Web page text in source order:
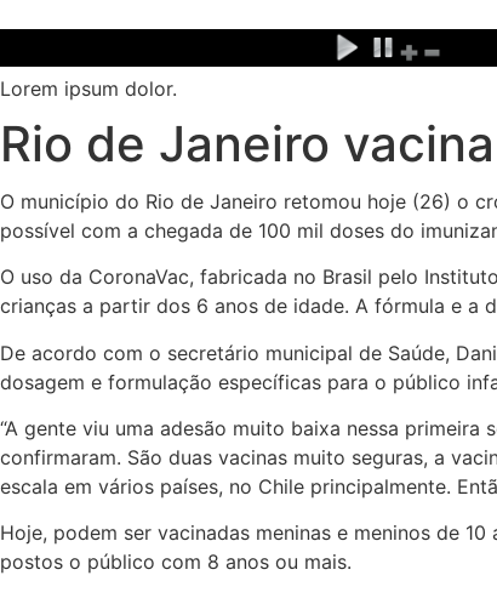
o
conteúdo
Lorem ipsum dolor.
Rio de Janeiro
O município do Rio de Janeiro retomou hoje (26) o
possível com a chegada de 100 mil doses do
O uso da CoronaVac, fabricada no Brasil pelo
crianças a partir dos 6 anos de idade. A fórmula e a
De acordo com o secretário municipal de Saúde,
dosagem e formulação específicas para o público
“A gente viu uma adesão muito baixa nessa primeira
confirmaram. São duas vacinas muito seguras, a
escala em vários países, no Chile principalmente.
Hoje, podem ser vacinadas meninas e meninos de
postos o público com 8 anos ou mais.